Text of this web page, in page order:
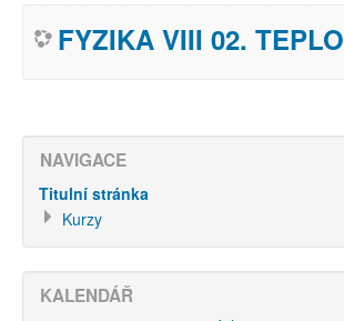
FYZIKA VIII 02. TEPLO
NAVIGACE
Titulní stránka
Kurzy
KALENDÁŘ